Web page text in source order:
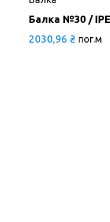
Балка №30 /
2030,96 ₴ пог.м